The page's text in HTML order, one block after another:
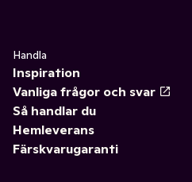
Handla
Inspiration
Vanliga frågor och svar
Så handlar du
Hemleverans
Färskvarugaranti